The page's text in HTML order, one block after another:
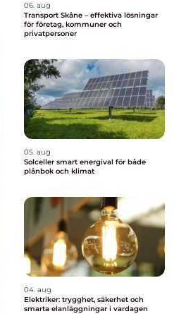
06. aug
Transport Skåne – effektiva lösningar
för företag, kommuner och
privatpersoner
05. aug
Solceller smart energival för både
plånbok och klimat
04. aug
Elektriker: trygghet, säkerhet och
smarta elanläggningar i vardagen